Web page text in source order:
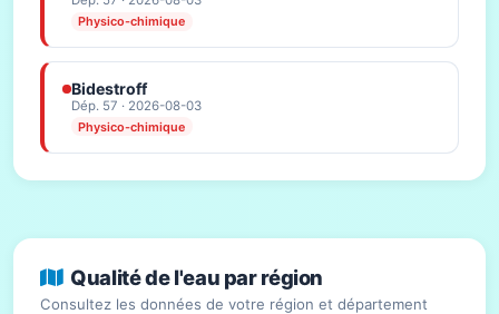
Physico-chimique
Bidestroff
Dép. 57 · 2026-08-03
Physico-chimique
Qualité de l'eau par région
Consultez les données de votre région et département